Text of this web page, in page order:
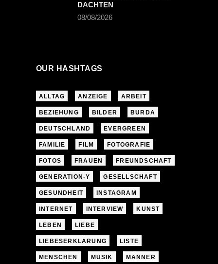
DACHTEN
08/08/2026
OUR HASHTAGS
ALLTAG ANZEIGE ARBEIT
BEZIEHUNG BILDER BURDA
DEUTSCHLAND EVERGREEN
FAMILIE FILM FOTOGRAFIE
FOTOS FRAUEN FREUNDSCHAFT
GENERATION-Y GESELLSCHAFT
GESUNDHEIT INSTAGRAM
INTERNET INTERVIEW KUNST
LEBEN LIEBE
LIEBESERKLÄRUNG LISTE
MENSCHEN MUSIK MÄNNER